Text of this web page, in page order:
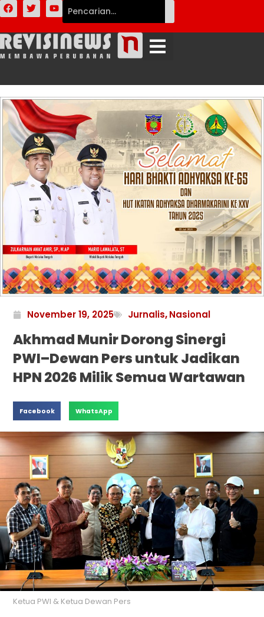
November 19, 2025 Jurnalis,Nasional
Akhmad Munir Dorong Sinergi
PWI–Dewan Pers untuk Jadikan
HPN 2026 Milik Semua Wartawan
Facebook WhatsApp
Ketua PWI & Ketua Dewan Pers